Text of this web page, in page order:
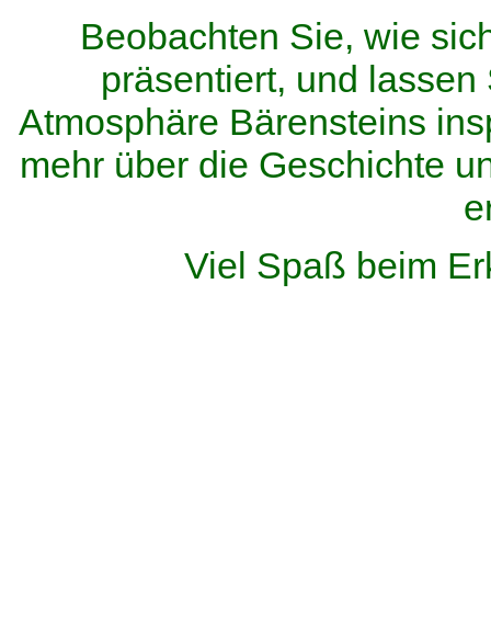
Beobachten Sie, wie
präsentiert, und
Atmosphäre Bärensteins
mehr über die Geschichte
Viel Spaß beim